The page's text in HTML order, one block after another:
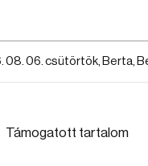
08. 06. csütörtök, Berta,
Támogatott tartalom